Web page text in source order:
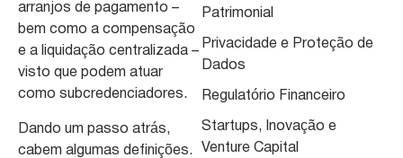
arranjos de pagamento –
bem como a compensação
e a liquidação centralizada –
visto que podem atuar
como subcredenciadores.
Dando um passo atrás,
cabem algumas definições.
Patrimonial
Privacidade e Proteção de
Dados
Regulatório Financeiro
Startups, Inovação e
Venture Capital